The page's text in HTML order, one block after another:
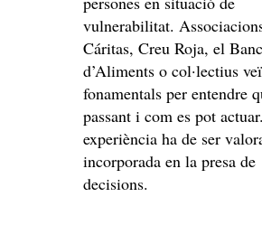
vulnerabilitat.
Cáritas, Creu Roja, el Banc
d’Aliments o col·lectius
fonamentals per entendre
passant i com es pot
experiència ha de ser
incorporada en la presa de
decisions.